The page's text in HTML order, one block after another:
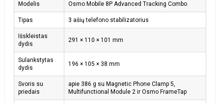
Modelis Osmo Mobile 8P Advanced Tracking Combo
Tipas 3 ašių telefono stabilizatorius
Išskleistas
dydis
291 × 110 × 101 mm
Sulankstytas
dydis
196 × 105 × 38 mm
Svoris su
priedais
apie 386 g su Magnetic Phone Clamp 5,
Multifunctional Module 2 ir Osmo FrameTap